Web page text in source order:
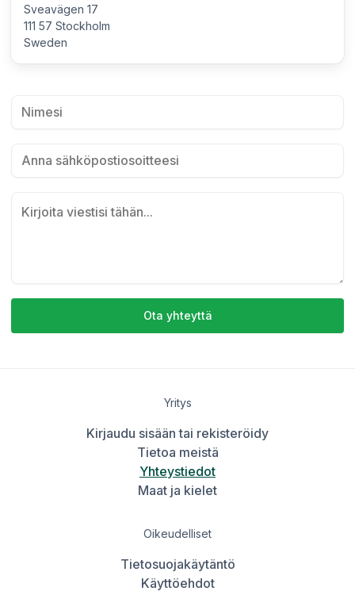
Sveavägen 17
111 57 Stockholm
Sweden
Ota yhteyttä
Yritys
Kirjaudu sisään tai rekisteröidy
Tietoa meistä
Yhteystiedot
Maat ja kielet
Oikeudelliset
Tietosuojakäytäntö
Käyttöehdot